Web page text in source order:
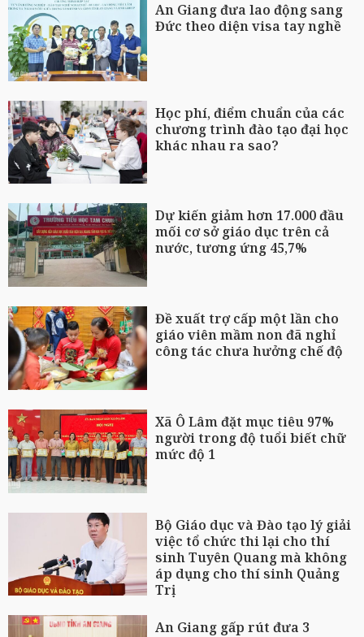
An Giang đưa lao động sang
Đức theo diện visa tay nghề
Học phí, điểm chuẩn của các
chương trình đào tạo đại học
khác nhau ra sao?
Dự kiến giảm hơn 17.000 đầu
mối cơ sở giáo dục trên cả
nước, tương ứng 45,7%
Đề xuất trợ cấp một lần cho
giáo viên mầm non đã nghỉ
công tác chưa hưởng chế độ
Xã Ô Lâm đặt mục tiêu 97%
người trong độ tuổi biết chữ
mức độ 1
Bộ Giáo dục và Đào tạo lý giải
việc tổ chức thi lại cho thí
sinh Tuyên Quang mà không
áp dụng cho thí sinh Quảng
Trị
An Giang gấp rút đưa 3